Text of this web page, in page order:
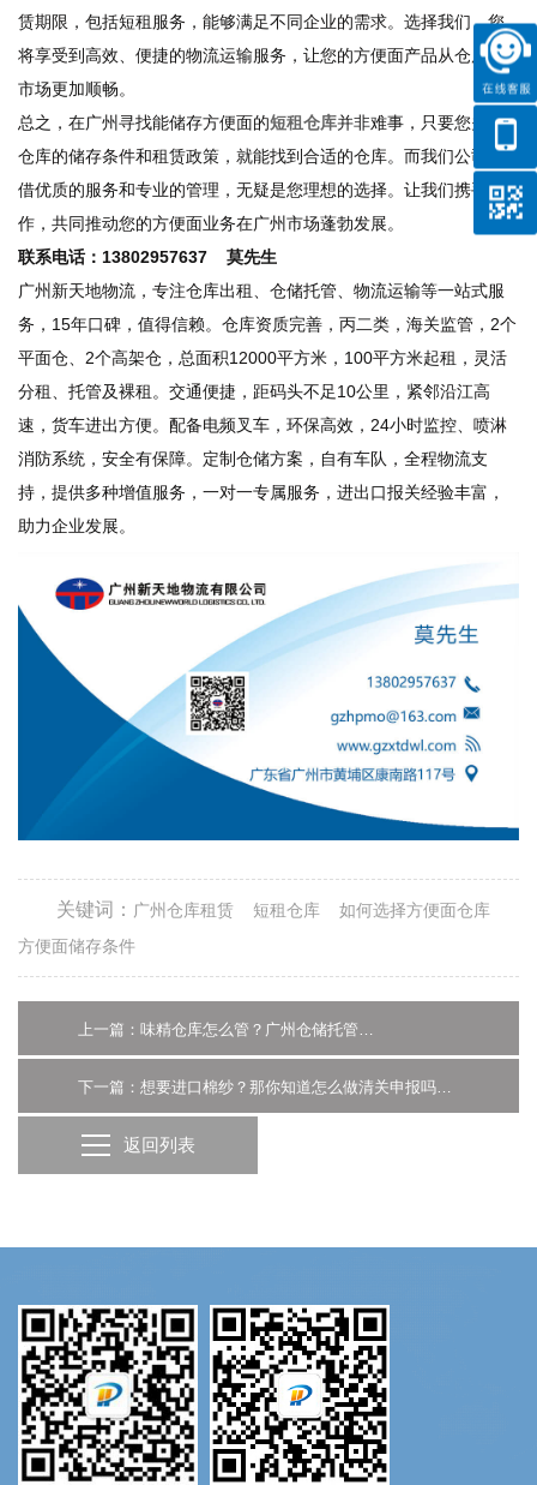
赁期限，包括短租服务，能够满足不同企业的需求。选择我们，您
将享受到高效、便捷的物流运输服务，让您的方便面产品从仓库到
市场更加顺畅。
总之，在广州寻找能储存方便面的短租仓库并非难事，只要您关注
仓库的储存条件和租赁政策，就能找到合适的仓库。而我们公司凭
借优质的服务和专业的管理，无疑是您理想的选择。让我们携手合
作，共同推动您的方便面业务在广州市场蓬勃发展。
联系电话：13802957637 莫先生
广州新天地物流，专注仓库出租、仓储托管、物流运输等一站式服
务，15年口碑，值得信赖。仓库资质完善，丙二类，海关监管，2个
平面仓、2个高架仓，总面积12000平方米，100平方米起租，灵活
分租、托管及裸租。交通便捷，距码头不足10公里，紧邻沿江高
速，货车进出方便。配备电频叉车，环保高效，24小时监控、喷淋
消防系统，安全有保障。定制仓储方案，自有车队，全程物流支
持，提供多种增值服务，一对一专属服务，进出口报关经验丰富，
助力企业发展。
关键词： 广州仓库租赁 短租仓库
如何选择方便面仓库
方便面储存条件
返回列表